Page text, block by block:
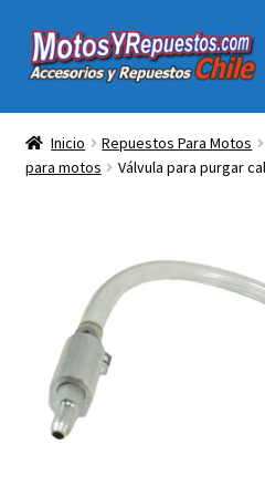
Ir
a
Ir
al
Acc y Rep Motocross Enduro
Electronica Para Motos
Filtros para Motos
Herramientas Para Taller
Ropa para Motociclistas
Inicio Repuestos Para Motos
para motos
Válvula para purgar